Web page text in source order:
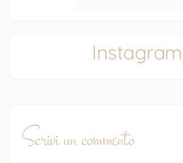
Instagram
Scrivi un commento